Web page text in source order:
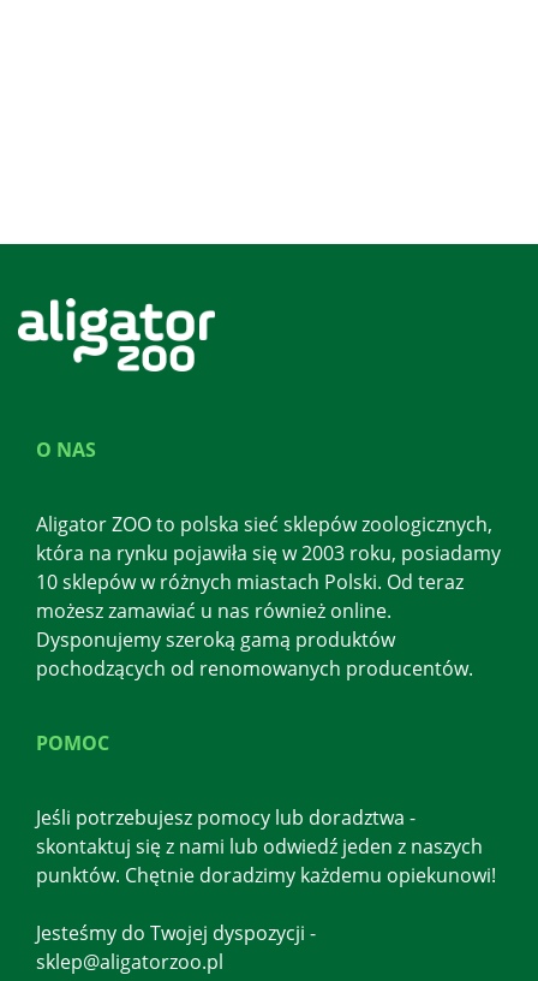
O NAS
Aligator ZOO to polska sieć sklepów zoologicznych,
która na rynku pojawiła się w 2003 roku, posiadamy
10 sklepów w różnych miastach Polski. Od teraz
możesz zamawiać u nas również online.
Dysponujemy szeroką gamą produktów
pochodzących od renomowanych producentów.
POMOC
Jeśli potrzebujesz pomocy lub doradztwa -
skontaktuj się z nami lub odwiedź jeden z naszych
punktów. Chętnie doradzimy każdemu opiekunowi!
Jesteśmy do Twojej dyspozycji -
sklep@aligatorzoo.pl